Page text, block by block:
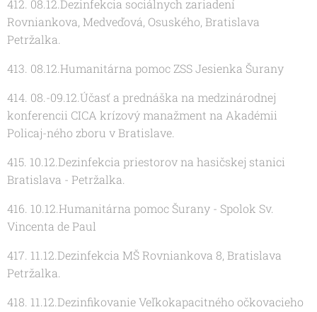
412. 08.12.Dezinfekcia sociálnych zariadení
Rovniankova, Medveďová, Osuského, Bratislava
Petržalka.
413. 08.12.Humanitárna pomoc ZSS Jesienka Šurany
414. 08.-09.12.Účasť a prednáška na medzinárodnej
konferencii CICA krízový manažment na Akadémii
Policaj-ného zboru v Bratislave.
415. 10.12.Dezinfekcia priestorov na hasičskej stanici
Bratislava - Petržalka.
416. 10.12.Humanitárna pomoc Šurany - Spolok Sv.
Vincenta de Paul
417. 11.12.Dezinfekcia MŠ Rovniankova 8, Bratislava
Petržalka.
418. 11.12.Dezinfikovanie Veľkokapacitného očkovacieho